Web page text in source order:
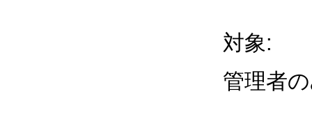
対象:
管理者